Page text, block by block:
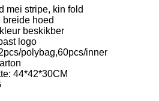
mei stripe, kin fold
breide hoed
beskikber
logo
polybag,60pcs/inner
44*42*30CM